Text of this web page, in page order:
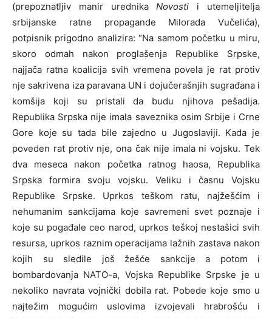
(prepoznatljiv manir urednikaNovosti i utemeljitelja
srbijanske ratne propagande Milorada Vučelića),
potpisnik prigodno analizira: “Na samom početku u miru,
skoro odmah nakon proglašenja Republike Srpske,
najjača ratna koalicija svih vremena povela je rat protiv
nje sakrivena iza paravana UN i dojučerašnjih sugrađana i
komšija koji su pristali da budu njihova pešadija.
Republika Srpska nije imala saveznika osim Srbije i Crne
Gore koje su tada bile zajedno u Jugoslaviji. Kada je
poveden rat protiv nje, ona čak nije imala ni vojsku. Tek
dva meseca nakon početka ratnog haosa, Republika
Srpska formira svoju vojsku. Veliku i časnu Vojsku
Republike Srpske. Uprkos teškom ratu, najžešćim i
nehumanim sankcijama koje savremeni svet poznaje i
koje su pogađale ceo narod, uprkos teškoj nestašici svih
resursa, uprkos raznim operacijama lažnih zastava nakon
kojih su sledile još žešće sankcije a potom i
bombardovanja NATO-a, Vojska Republike Srpske je u
nekoliko navrata vojnički dobila rat. Pobede koje smo u
najtežim mogućim uslovima izvojevali hrabrošću i